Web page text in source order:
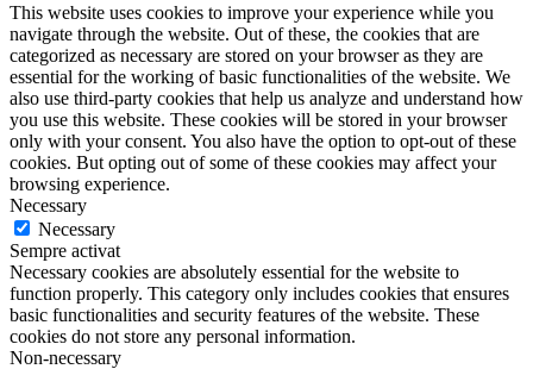
This website uses cookies to improve your experience while you
navigate through the website. Out of these, the cookies that are
categorized as necessary are stored on your browser as they are
essential for the working of basic functionalities of the website. We
also use third-party cookies that help us analyze and understand how
you use this website. These cookies will be stored in your browser
only with your consent. You also have the option to opt-out of these
cookies. But opting out of some of these cookies may affect your
browsing experience.
Necessary
Necessary
Sempre activat
Necessary cookies are absolutely essential for the website to
function properly. This category only includes cookies that ensures
basic functionalities and security features of the website. These
cookies do not store any personal information.
Non-necessary